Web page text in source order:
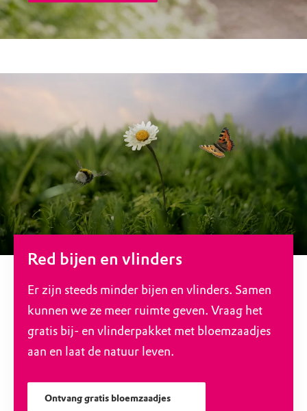
Red bijen en vlinders
Er zijn steeds minder bijen en vlinders. Samen
kunnen we ze meer ruimte geven. Vraag het
gratis bij- en vlinderpakket met bloemzaadjes
aan en laat de natuur leven.
Ontvang gratis bloemzaadjes